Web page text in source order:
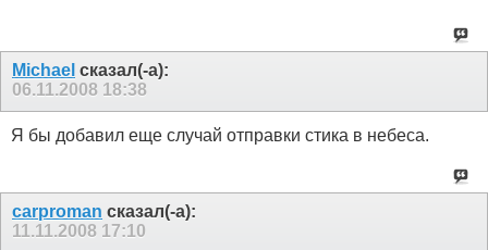
Michael сказал(-а):
06.11.2008 18:38
Я бы добавил еще случай отправки стика в небеса.
carproman сказал(-а):
11.11.2008 17:10